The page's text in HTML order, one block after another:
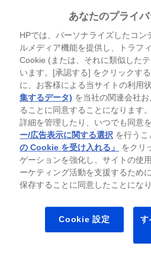
キャンペーン内容・注意事項
製品名/構成名の背景
※背景色がグレーの場合は在庫切れ（入荷待
取り寄せ製品（ご注文後、部材を調達）と
納期にお時間を頂く可能性がございます。
あなたのプライ
HPでは、パーソナライズしたコン
ルメディア機能を提供し、トラフ
Cookie (または、それに類似した
います。[承認する] をクリックす
に、お客様による当サイトの利用
集するデータ) を当社の関連会社
ることに同意することになります
詳細を管理したり、いつでも同意
ー/広告表示に関する選択 を行うこ
の Cookie を受け入れる」
をクリ
ゲーションを強化し、サイトの使
ーケティング活動を支援するため
保存することに同意したことになり
Cookie 設定